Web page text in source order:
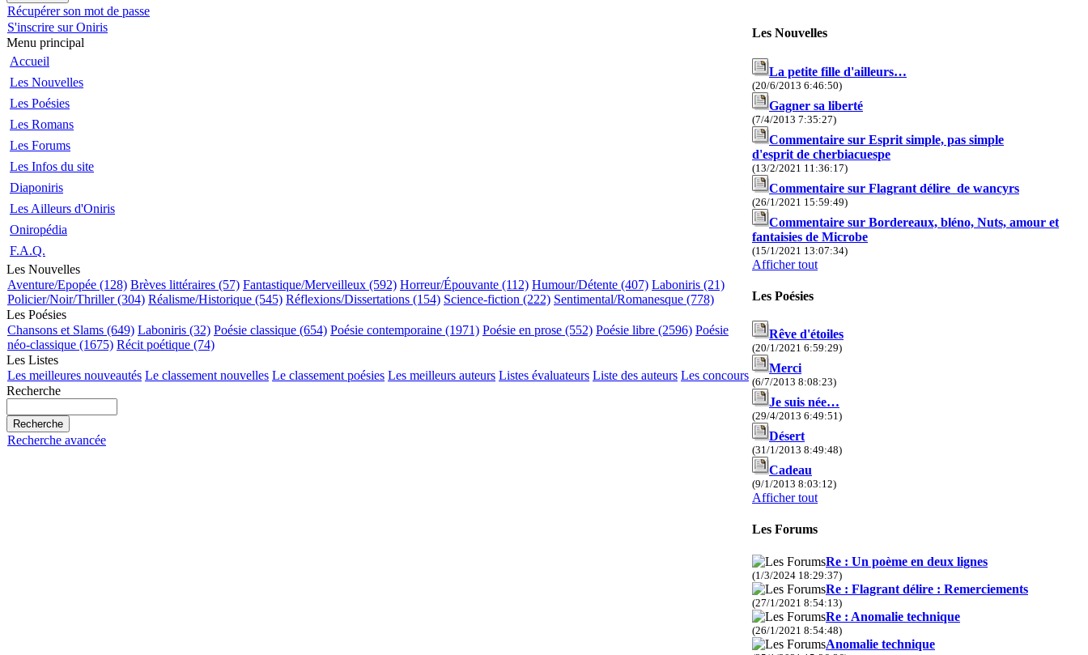
Récupérer son mot de passe
S'inscrire sur Oniris
Menu principal
Accueil
Les Nouvelles
Les Poésies
Les Romans
Les Forums
Les Infos du site
Diaponiris
Les Ailleurs d'Oniris
Oniropédia
F.A.Q.
Les Nouvelles
Aventure/Epopée (128) Brèves littéraires (57) Fantastique/Merveilleux (592) Horreur/Épouvante (112) Humour/Détente (407) Laboniris (21)
Policier/Noir/Thriller (304) Réalisme/Historique (545) Réflexions/Dissertations (154) Science-fiction (222) Sentimental/Romanesque (778)
Les Poésies
Chansons et Slams (649) Laboniris (32) Poésie classique (654) Poésie contemporaine (1971) Poésie en prose (552) Poésie libre (2596) Poésie
néo-classique (1675) Récit poétique (74)
Les Listes
Les meilleures nouveautés Le classement nouvelles Le classement poésies Les meilleurs auteurs Listes évaluateurs Liste des auteurs Les concours
Recherche
Recherche avancée
Les Nouvelles
La petite fille d'ailleurs…
(20/6/2013 6:46:50)
Gagner sa liberté
(7/4/2013 7:35:27)
Commentaire sur Esprit simple, pas simple
d'esprit de cherbiacuespe
(13/2/2021 11:36:17)
Commentaire sur Flagrant délire de wancyrs
(26/1/2021 15:59:49)
Commentaire sur Bordereaux, bléno, Nuts, amour et
fantaisies de Microbe
(15/1/2021 13:07:34)
Afficher tout
Les Poésies
Rêve d'étoiles
(20/1/2021 6:59:29)
Merci
(6/7/2013 8:08:23)
Je suis née…
(29/4/2013 6:49:51)
Désert
(31/1/2013 8:49:48)
Cadeau
(9/1/2013 8:03:12)
Afficher tout
Les Forums
Re : Un poème en deux lignes
(1/3/2024 18:29:37)
Re : Flagrant délire : Remerciements
(27/1/2021 8:54:13)
Re : Anomalie technique
(26/1/2021 8:54:48)
Anomalie technique